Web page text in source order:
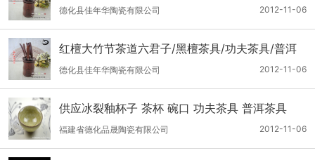
茶具/茶具配件
2012-11-06
德化县佳年华陶瓷有限公司
红檀大竹节茶道六君子/黑檀茶具/功夫茶具/普洱
茶具/茶具配件
2012-11-06
德化县佳年华陶瓷有限公司
供应冰裂釉杯子 茶杯 碗口 功夫茶具 普洱茶具
2012-11-06
福建省德化品晟陶瓷有限公司